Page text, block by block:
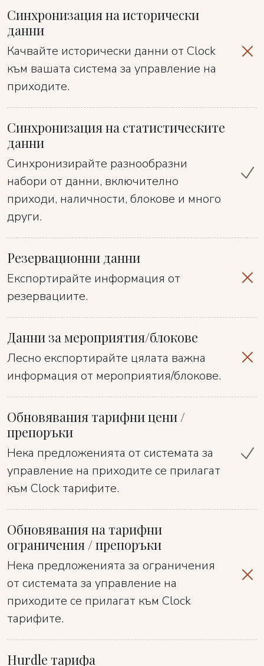
Синхронизация на исторически
данни
Качвайте исторически данни от Clock
към вашата система за управление на
приходите.
Синхронизация на статистическите
данни
Синхронизирайте разнообразни
набори от данни, включително
приходи, наличности, блокове и много
други.
Резервационни данни
Експортирайте информация от
резервациите.
Данни за мероприятия/блокове
Лесно експортирайте цялата важна
информация от мероприятия/блокове.
Обновявания тарифни цени /
препоръки
Нека предложенията от системата за
управление на приходите се прилагат
към Clock тарифите.
Обновявания на тарифни
ограничения / препоръки
Нека предложенията за ограничения
от системата за управление на
приходите се прилагат към Clock
тарифите.
Hurdle тарифа